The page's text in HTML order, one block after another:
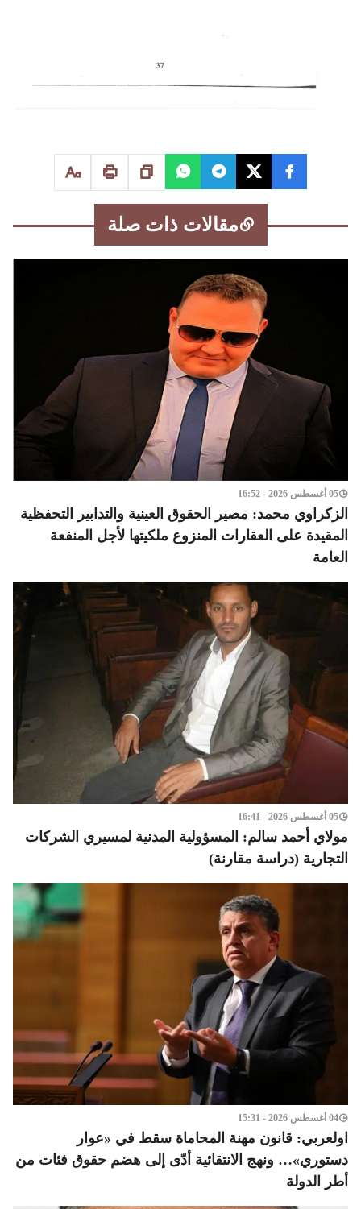
مقالات ذات صلة
05 أغسطس 2026 - 16:52
الزكراوي محمد: مصير الحقوق العينية والتدابير التحفظية
المقيدة على العقارات المنزوع ملكيتها لأجل المنفعة
العامة
05 أغسطس 2026 - 16:41
مولاي أحمد سالم: المسؤولية المدنية لمسيري الشركات
التجارية (دراسة مقارنة)
04 أغسطس 2026 - 15:31
اولعربي: قانون مهنة المحاماة سقط في «عوار
دستوري»… ونهج الانتقائية أدّى إلى هضم حقوق فئات من
أطر الدولة